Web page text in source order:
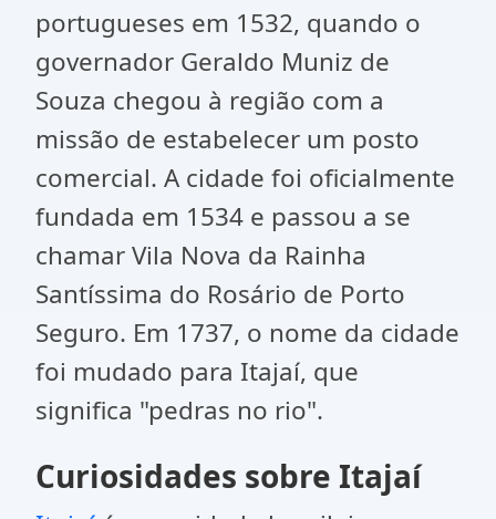
portugueses em 1532, quando o
governador Geraldo Muniz de
Souza chegou à região com a
missão de estabelecer um posto
comercial. A cidade foi oficialmente
fundada em 1534 e passou a se
chamar Vila Nova da Rainha
Santíssima do Rosário de Porto
Seguro. Em 1737, o nome da cidade
foi mudado para Itajaí, que
significa "pedras no rio".
Curiosidades sobre Itajaí